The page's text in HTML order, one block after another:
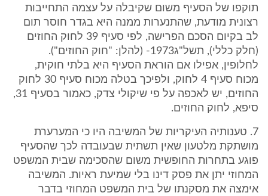
תוקפו של הסעיף משום שקיבלה על עצמה התחייבות
רצונית מודעת, שהתנערות ממנה היא בגדר חוסר תום
לב בקיום הסכם הפרישה, לפי סעיף 39 לחוק החוזים
(חלק כללי), תשל"ג1973- (להלן: "חוק החוזים").
לחלופין, אפילו אם הוראת הסעיף היא בלתי חוקית,
מכוח סעיף 4 לחוק, ולפיכך בטלה מכוח סעיף 30 לחוק
החוזים, יש לאכפה על פי שיקולי צדק, כאמור בסעיף 31,
סיפא, לחוק החוזים.
7. טענותיה העיקריות של המשיבה היו כי המערערת
מושתקת מלטעון שאין תשתית שבעובדה לכך שהסעיף
פוגע בתחרות החופשית משום שהסכימה שבית המשפט
המחוזי יתן את פסק דינו בלי שמיעת ראיות. המשיבה
אימצה את מסקנתו של בית המשפט המחוזי בדבר